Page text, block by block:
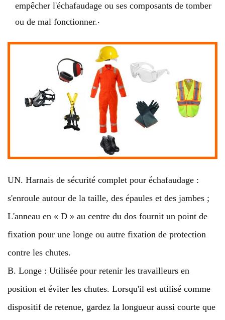
empêcher l'échafaudage ou ses composants de tomber
ou de mal fonctionner. .
UN. Harnais de sécurité complet pour échafaudage :
s'enroule autour de la taille, des épaules et des jambes ;
L'anneau en « D » au centre du dos fournit un point de
fixation pour une longe ou autre fixation de protection
contre les chutes.
B. Longe : Utilisée pour retenir les travailleurs en
position et éviter les chutes. Lorsqu'il est utilisé comme
dispositif de retenue, gardez la longueur aussi courte que